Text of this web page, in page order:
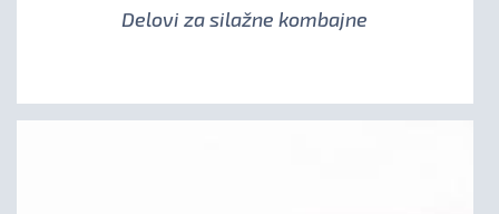
Delovi za silažne kombajne